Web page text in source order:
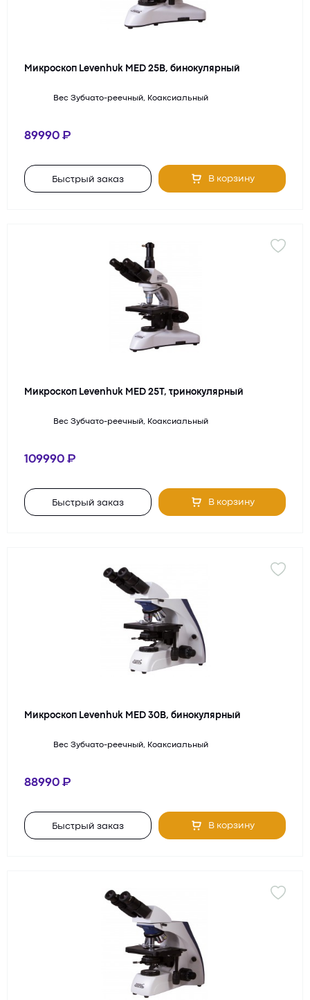
Микроскоп Levenhuk MED 25B, бинокулярный
Вес Зубчато-реечный, Коаксиальный
89990
Быстрый заказ В корзину
Микроскоп Levenhuk MED 25T, тринокулярный
Вес Зубчато-реечный, Коаксиальный
109990
Быстрый заказ В корзину
Микроскоп Levenhuk MED 30B, бинокулярный
Вес Зубчато-реечный, Коаксиальный
88990
Быстрый заказ В корзину